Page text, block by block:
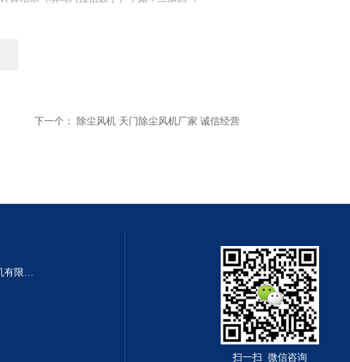
下一个： 除尘风机 天门除尘风机厂家 诚信经营
DHF-TH-800C上海德惠特种风机有限公司
扫一扫 微信咨询